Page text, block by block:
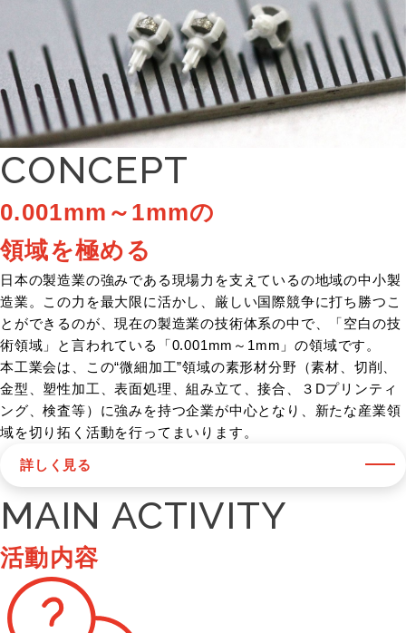
CONCEPT
0.001mm～1mmの
領域を極める
日本の製造業の強みである現場力を支えているの地域の中小製
造業。この力を最大限に活かし、厳しい国際競争に打ち勝つこ
とができるのが、現在の製造業の技術体系の中で、「空白の技
術領域」と言われている「0.001mm～1mm」の領域です。
本工業会は、この“微細加工”領域の素形材分野（素材、切削、
金型、塑性加工、表面処理、組み立て、接合、３Dプリンティ
ング、検査等）に強みを持つ企業が中心となり、新たな産業領
域を切り拓く活動を行ってまいります。
詳しく見る
MAIN ACTIVITY
活動内容